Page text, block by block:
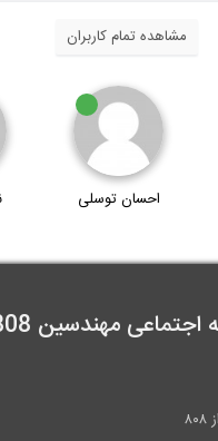
مشاهده تمام کاربران
نیما شکراللهی
اجتماعی مهندسین 808